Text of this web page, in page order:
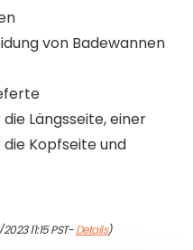
von Badewannen
Längsseite, einer
Kopfseite und
11:15 PST-Details)